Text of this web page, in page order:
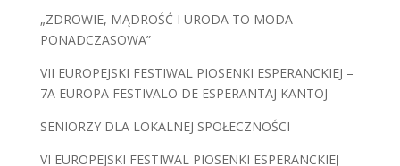
„ZDROWIE, MĄDROŚĆ I URODA TO MODA
PONADCZASOWA”
VII EUROPEJSKI FESTIWAL PIOSENKI ESPERANCKIEJ –
7A EUROPA FESTIVALO DE ESPERANTAJ KANTOJ
SENIORZY DLA LOKALNEJ SPOŁECZNOŚCI
VI EUROPEJSKI FESTIWAL PIOSENKI ESPERANCKIEJ